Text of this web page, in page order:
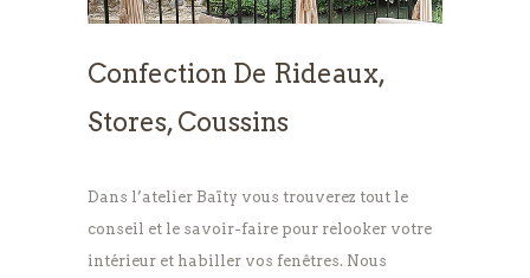
Confection De Rideaux,
Stores, Coussins
Dans l’atelier Baïty vous trouverez tout le
conseil et le savoir-faire pour relooker votre
intérieur et habiller vos fenêtres. Nous